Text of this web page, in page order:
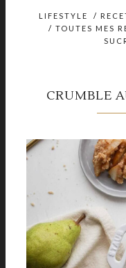
LIFESTYLE /
/ TOUTES MES
CRUMBLE